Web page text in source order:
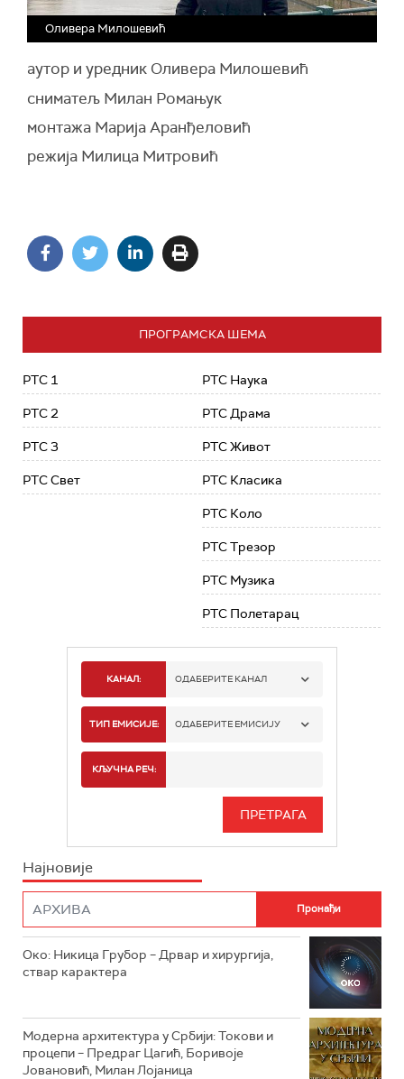
Оливера Милошевић
аутор и уредник Оливера Милошевић
сниматељ Милан Ромањук
монтажа Марија Аранђеловић
режија Милица Митровић
ПРОГРАМСКА ШЕМА
РТС 1
РТС 2
РТС 3
РТС Свет
РТС Наука
РТС Драма
РТС Живот
РТС Класика
РТС Коло
РТС Трезор
РТС Музика
РТС Полетарац
КАНАЛ: ОДАБЕРИТЕ КАНАЛ
РТС 1
РТС 3
РТС ЖИВОТ
РТС КОЛО
ТИП ЕМИСИЈЕ: ОДАБЕРИТЕ ЕМИСИЈУ
ИНФО
КЉУЧНА РЕЧ:
Најновије
Око: Никица Грубор – Дрвар и хирургија,
ствар карактера
Модерна архитектура у Србији: Токови и
процепи – Предраг Цагић, Боривоје
Јовановић, Милан Лојаница